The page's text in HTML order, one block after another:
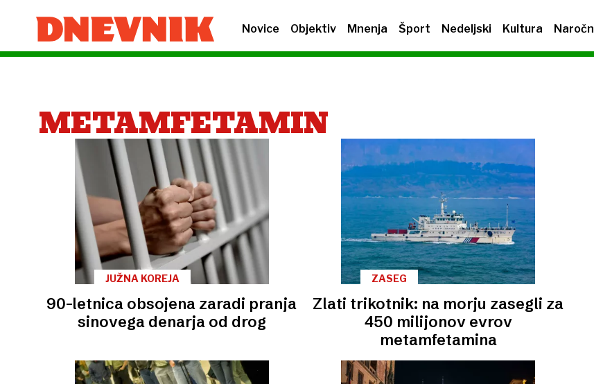
Novice Objektiv Mnenja Šport Nedeljski Kultura
METAMFETAMIN
JUŽNA KOREJA
90-letnica obsojena zaradi pranja
sinovega denarja od drog
ZASEG
Zlati trikotnik: na morju zasegli za
450 milijonov evrov
metamfetamina